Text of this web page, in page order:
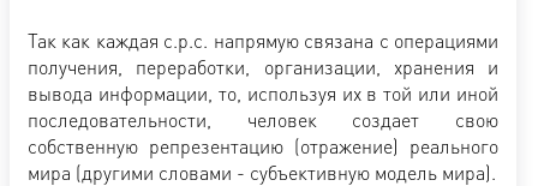
Так как каждая с.р.с. напрямую связана с операциями
получения, переработки, организации, хранения и
вывода информации, то, используя их в той или иной
последовательности, человек создает свою
собственную репрезентацию (отражение) реального
мира (другими словами - субъективную модель мира).